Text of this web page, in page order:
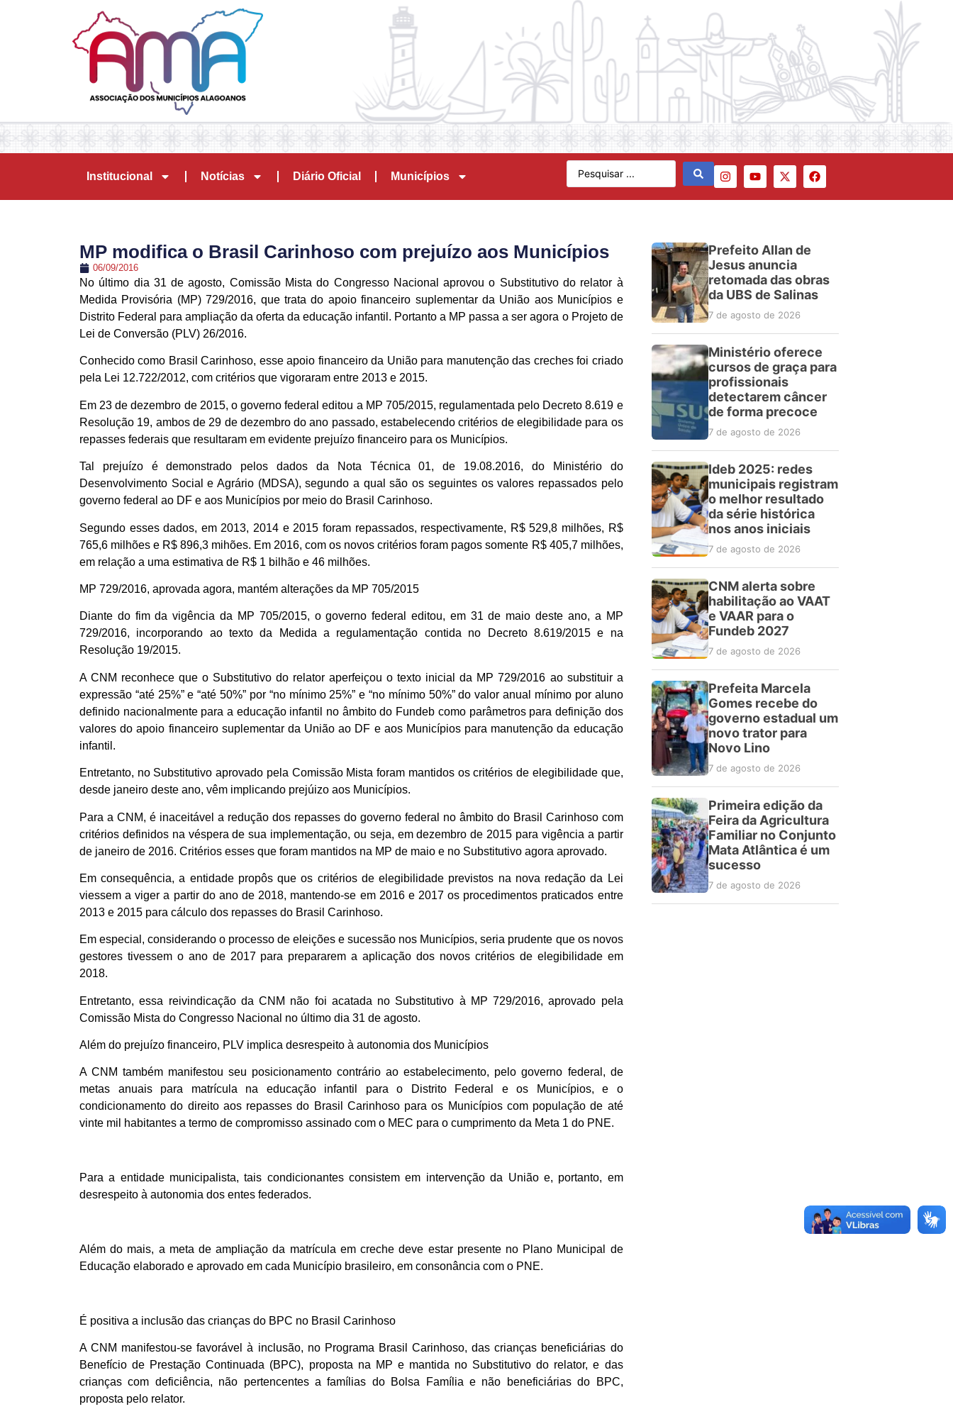
Institucional Notícias Diário Oficial Municípios
MP modifica o Brasil Carinhoso com prejuízo aos Municípios
06/09/2016
No último dia 31 de agosto, Comissão Mista do Congresso Nacional aprovou o Substitutivo do relator à
Medida Provisória (MP) 729/2016, que trata do apoio financeiro suplementar da União aos Municípios e
Distrito Federal para ampliação da oferta da educação infantil. Portanto a MP passa a ser agora o Projeto de
Lei de Conversão (PLV) 26/2016.
Conhecido como Brasil Carinhoso, esse apoio financeiro da União para manutenção das creches foi criado
pela Lei 12.722/2012, com critérios que vigoraram entre 2013 e 2015.
Em 23 de dezembro de 2015, o governo federal editou a MP 705/2015, regulamentada pelo Decreto 8.619 e
Resolução 19, ambos de 29 de dezembro do ano passado, estabelecendo critérios de elegibilidade para os
repasses federais que resultaram em evidente prejuízo financeiro para os Municípios.
Tal prejuízo é demonstrado pelos dados da Nota Técnica 01, de 19.08.2016, do Ministério do
Desenvolvimento Social e Agrário (MDSA), segundo a qual são os seguintes os valores repassados pelo
governo federal ao DF e aos Municípios por meio do Brasil Carinhoso.
Segundo esses dados, em 2013, 2014 e 2015 foram repassados, respectivamente, R$ 529,8 milhões, R$
765,6 milhões e R$ 896,3 mihões. Em 2016, com os novos critérios foram pagos somente R$ 405,7 milhões,
em relação a uma estimativa de R$ 1 bilhão e 46 milhões.
MP 729/2016, aprovada agora, mantém alterações da MP 705/2015
Diante do fim da vigência da MP 705/2015, o governo federal editou, em 31 de maio deste ano, a MP
729/2016, incorporando ao texto da Medida a regulamentação contida no Decreto 8.619/2015 e na
Resolução 19/2015.
A CNM reconhece que o Substitutivo do relator aperfeiçou o texto inicial da MP 729/2016 ao substituir a
expressão “até 25%” e “até 50%” por “no mínimo 25%” e “no mínimo 50%” do valor anual mínimo por aluno
definido nacionalmente para a educação infantil no âmbito do Fundeb como parâmetros para definição dos
valores do apoio financeiro suplementar da União ao DF e aos Municípios para manutenção da educação
infantil.
Entretanto, no Substitutivo aprovado pela Comissão Mista foram mantidos os critérios de elegibilidade que,
desde janeiro deste ano, vêm implicando prejúizo aos Municípios.
Para a CNM, é inaceitável a redução dos repasses do governo federal no âmbito do Brasil Carinhoso com
critérios definidos na véspera de sua implementação, ou seja, em dezembro de 2015 para vigência a partir
de janeiro de 2016. Critérios esses que foram mantidos na MP de maio e no Substitutivo agora aprovado.
Em consequência, a entidade propôs que os critérios de elegibilidade previstos na nova redação da Lei
viessem a viger a partir do ano de 2018, mantendo-se em 2016 e 2017 os procedimentos praticados entre
2013 e 2015 para cálculo dos repasses do Brasil Carinhoso.
Em especial, considerando o processo de eleições e sucessão nos Municípios, seria prudente que os novos
gestores tivessem o ano de 2017 para prepararem a aplicação dos novos critérios de elegibilidade em
2018.
Entretanto, essa reivindicação da CNM não foi acatada no Substitutivo à MP 729/2016, aprovado pela
Comissão Mista do Congresso Nacional no último dia 31 de agosto.
Além do prejuízo financeiro, PLV implica desrespeito à autonomia dos Municípios
A CNM também manifestou seu posicionamento contrário ao estabelecimento, pelo governo federal, de
metas anuais para matrícula na educação infantil para o Distrito Federal e os Municípios, e o
condicionamento do direito aos repasses do Brasil Carinhoso para os Municípios com população de até
vinte mil habitantes a termo de compromisso assinado com o MEC para o cumprimento da Meta 1 do PNE.
Para a entidade municipalista, tais condicionantes consistem em intervenção da União e, portanto, em
desrespeito à autonomia dos entes federados.
Além do mais, a meta de ampliação da matrícula em creche deve estar presente no Plano Municipal de
Educação elaborado e aprovado em cada Município brasileiro, em consonância com o PNE.
É positiva a inclusão das crianças do BPC no Brasil Carinhoso
A CNM manifestou-se favorável à inclusão, no Programa Brasil Carinhoso, das crianças beneficiárias do
Benefício de Prestação Continuada (BPC), proposta na MP e mantida no Substitutivo do relator, e das
crianças com deficiência, não pertencentes a famílias do Bolsa Família e não beneficiárias do BPC,
proposta pelo relator.
Prefeito Allan de
Jesus anuncia
retomada das obras
da UBS de Salinas
7 de agosto de 2026
Ministério oferece
cursos de graça para
profissionais
detectarem câncer
de forma precoce
7 de agosto de 2026
Ideb 2025: redes
municipais registram
o melhor resultado
da série histórica
nos anos iniciais
7 de agosto de 2026
CNM alerta sobre
habilitação ao VAAT
e VAAR para o
Fundeb 2027
7 de agosto de 2026
Prefeita Marcela
Gomes recebe do
governo estadual um
novo trator para
Novo Lino
7 de agosto de 2026
Primeira edição da
Feira da Agricultura
Familiar no Conjunto
Mata Atlântica é um
sucesso
7 de agosto de 2026